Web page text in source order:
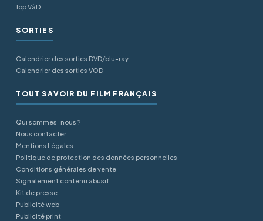
Top VàD
SORTIES
Calendrier des sorties DVD/blu-ray
Calendrier des sorties VOD
TOUT SAVOIR DU FILM FRANÇAIS
Qui sommes-nous ?
Nous contacter
Mentions Légales
Politique de protection des données personnelles
Conditions générales de vente
Signalement contenu abusif
Kit de presse
Publicité web
Publicité print